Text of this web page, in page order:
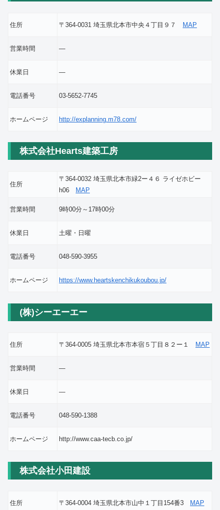
住所 〒364-0031 埼玉県北本市中央４丁目９７ MAP
営業時間 ―
休業日 ―
電話番号 03-5652-7745
ホームページ http://explanning.m78.com/
株式会社Hearts建築工房
住所
〒364-0032 埼玉県北本市緑2ー４６ ライゼホビー
h06
MAP
営業時間 9時00分～17時00分
休業日 土曜・日曜
電話番号 048-590-3955
ホームページ https://www.heartskenchikukoubou.jp/
(株)シーエーエー
住所 〒364-0005 埼玉県北本市本宿５丁目８２ー１ MAP
営業時間 ―
休業日 ―
電話番号 048-590-1388
ホームページ http://www.caa-tecb.co.jp/
株式会社小田建設
住所 〒364-0004 埼玉県北本市山中１丁目154番3 MAP